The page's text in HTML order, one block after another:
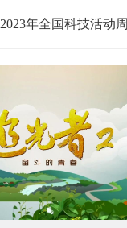
2023年全国科技活动周